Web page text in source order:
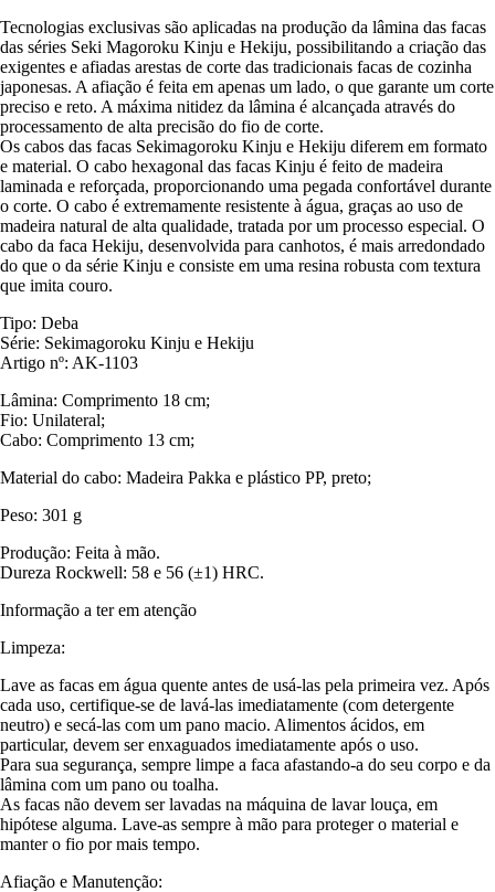
Tecnologias exclusivas são aplicadas na produção da lâmina das facas
das séries Seki Magoroku Kinju e Hekiju, possibilitando a criação das
exigentes e afiadas arestas de corte das tradicionais facas de cozinha
japonesas. A afiação é feita em apenas um lado, o que garante um corte
preciso e reto. A máxima nitidez da lâmina é alcançada através do
processamento de alta precisão do fio de corte.
Os cabos das facas Sekimagoroku Kinju e Hekiju diferem em formato
e material. O cabo hexagonal das facas Kinju é feito de madeira
laminada e reforçada, proporcionando uma pegada confortável durante
o corte. O cabo é extremamente resistente à água, graças ao uso de
madeira natural de alta qualidade, tratada por um processo especial. O
cabo da faca Hekiju, desenvolvida para canhotos, é mais arredondado
do que o da série Kinju e consiste em uma resina robusta com textura
que imita couro.
Tipo: Deba
Série: Sekimagoroku Kinju e Hekiju
Artigo nº: AK-1103
Lâmina: Comprimento 18 cm;
Fio: Unilateral;
Cabo: Comprimento 13 cm;
Material do cabo: Madeira Pakka e plástico PP, preto;
Peso: 301 g
Produção: Feita à mão.
Dureza Rockwell: 58 e 56 (±1) HRC.
Informação a ter em atenção
Limpeza:
Lave as facas em água quente antes de usá-las pela primeira vez. Após
cada uso, certifique-se de lavá-las imediatamente (com detergente
neutro) e secá-las com um pano macio. Alimentos ácidos, em
particular, devem ser enxaguados imediatamente após o uso.
Para sua segurança, sempre limpe a faca afastando-a do seu corpo e da
lâmina com um pano ou toalha.
As facas não devem ser lavadas na máquina de lavar louça, em
hipótese alguma. Lave-as sempre à mão para proteger o material e
manter o fio por mais tempo.
Afiação e Manutenção: